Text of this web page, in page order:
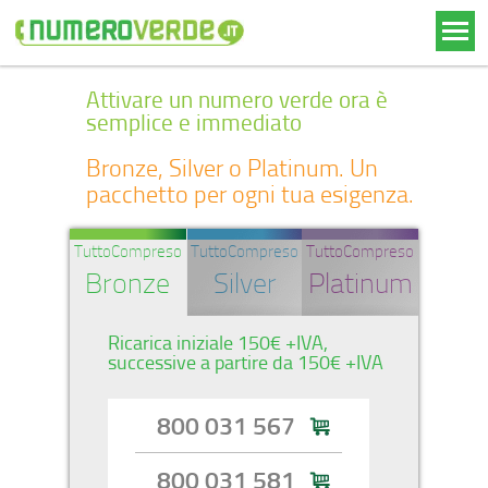
Attivare un numero verde ora è
semplice e immediato
Bronze, Silver o Platinum. Un
pacchetto per ogni tua esigenza.
TuttoCompreso
Bronze
TuttoCompreso
Silver
TuttoCompreso
Platinum
Ricarica iniziale 150€ +IVA,
successive a partire da 150€ +IVA
800 031 567
800 031 581